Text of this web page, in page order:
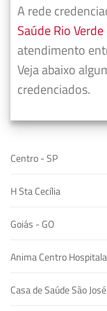
A rede
Saúde Rio Verde
atendimento
Veja abaixo
credenciados.
Centro - SP
H Sta Cecília
Goiás - GO
Anima Centro
Casa de Saúde São